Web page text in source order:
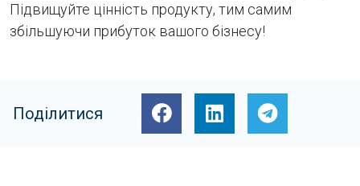
Підвищуйте цінність продукту, тим самим
збільшуючи прибуток вашого бізнесу!
Поділитися